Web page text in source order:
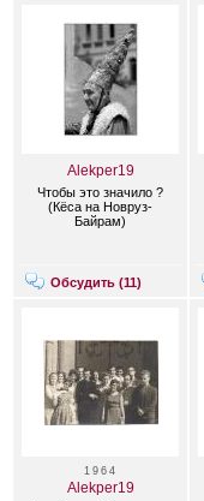
Alekper19
Чтобы это значило ?
(Кёса на Новруз-
Байрам)
Обсудить (11)
1964
Alekper19